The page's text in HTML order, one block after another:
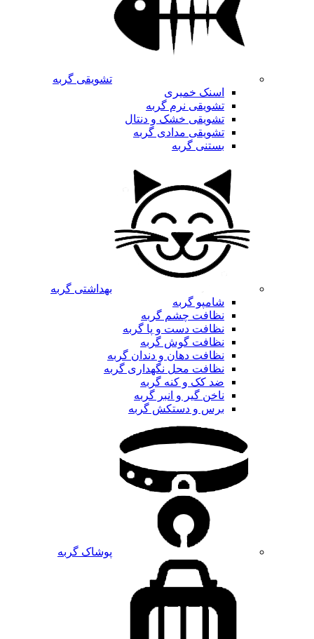
تشویقی گربه
اسنک خمیری
تشویقی نرم گربه
تشویقی خشک و دنتال
تشویقی مدادی گربه
بستنی گربه
بهداشتی گربه
شامپو گربه
نظافت چشم گربه
نظافت دست و پا گربه
نظافت گوش گربه
نظافت دهان و دندان گربه
نظافت محل نگهداری گربه
ضد کک و کنه گربه
ناخن گیر و انبر گربه
برس و دستکش گربه
پوشاک گربه